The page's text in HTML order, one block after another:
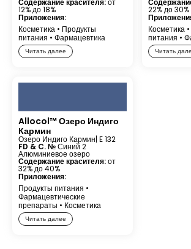
Содержание красителя:от
12% до 18%
Приложения:
Косметика • Продукты
питания • Фармацевтика
Читать далее
22% до 30%
Косметика•
питания •
Читать
Allocol™ Озеро Индиго
Кармин
Озеро Индиго Кармин| E 132
FD & C. №Синий 2
Алюминиевое озеро
Содержание красителя:от
32% до 40%
Приложения:
Продукты питания •
Фармацевтические
препараты • Косметика
Читать далее